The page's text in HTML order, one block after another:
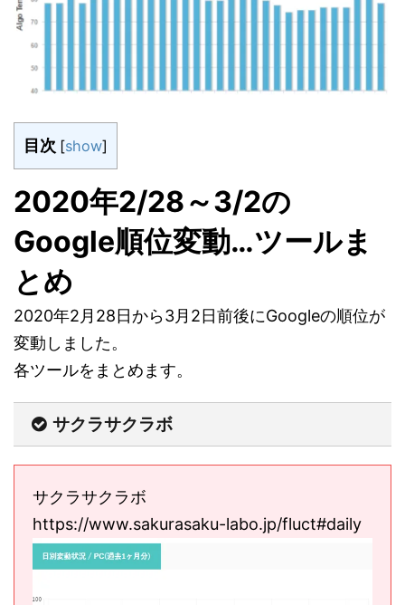
目次 [show]
2020年2/28～3/2の
Google順位変動…ツールま
とめ
2020年2月28日から3月2日前後にGoogleの順位が
変動しました。
各ツールをまとめます。
サクラサクラボ
サクラサクラボ
https://www.sakurasaku-labo.jp/fluct#daily